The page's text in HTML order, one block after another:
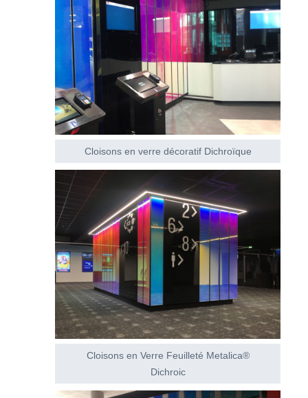
Cloisons en verre décoratif Dichroïque
Cloisons en Verre Feuilleté Metalica®
Dichroic